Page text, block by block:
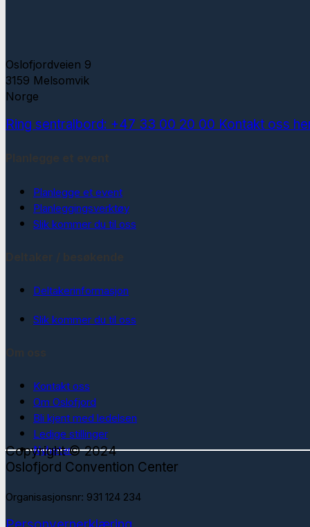
Oslofjordveien 9
3159 Melsomvik
Norge
Ring sentralbord: +47 33 00 20 00 Kontakt oss
Planlegge et event
Planleggingsverktøy
Slik kommer du til oss
Deltakerinformasjon
Slik kommer du til oss
Kontakt oss
Om Oslofjord
Bli kjent med ledelsen
Ledige stillinger
Nyheter
Copyright © 2024
Oslofjord Convention Center
Organisasjonsnr: 931 124 234